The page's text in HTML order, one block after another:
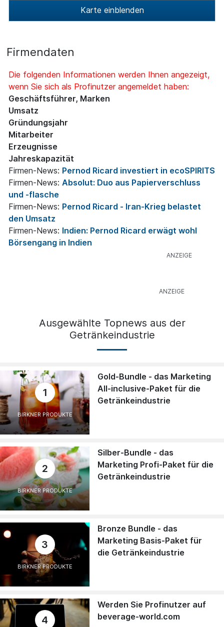
Karte einblenden
Firmendaten
Die folgenden Informationen werden Ihnen angezeigt,
wenn Sie sich als Profinutzer angemeldet haben:
Geschäftsführer, Marken
Umsatz
Gründungsjahr
Mitarbeiter
Erzeugnisse
Jahreskapazität
Firmen-News: Pernod Ricard investiert in ecoSPIRITS
Firmen-News: Absolut: Duo aus Papierverschluss
und -flasche
Firmen-News: Pernod Ricard - Iran-Krieg belastet
den Umsatz
Firmen-News: Indien: Pernod Ricard erwägt wohl
Börsengang in Indien
Ausgewählte Topnews aus der
Getränkeindustrie
1
BIRKNER PRODUKTE
Gold-Bundle - das Marketing
All-inclusive-Paket für die
Getränkeindustrie
2
BIRKNER PRODUKTE
Silber-Bundle - das
Marketing Profi-Paket für die
Getränkeindustrie
3
BIRKNER PRODUKTE
Bronze Bundle - das
Marketing Basis-Paket für
die Getränkeindustrie
4
Werden Sie Profinutzer auf
beverage-world.com